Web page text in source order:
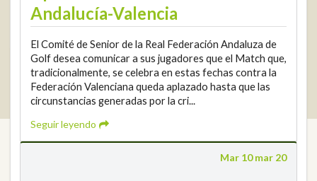
Andalucía-Valencia
El Comité de Senior de la Real Federación Andaluza de
Golf desea comunicar a sus jugadores que el Match que,
tradicionalmente, se celebra en estas fechas contra la
Federación Valenciana queda aplazado hasta que las
circunstancias generadas por la cri...
Seguir leyendo
Mar 10 mar 20
2026 © Real Federación Andaluza de Golf
Política de Privacidad
Política de Cookies
Aviso legal
© DarkSky
Widget de competiciones